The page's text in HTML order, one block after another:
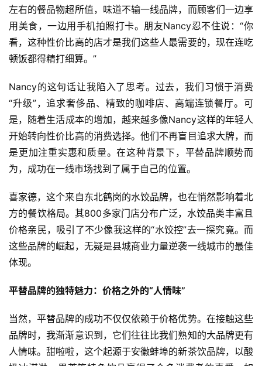
左右的餐品物超所值，味道不输一线品牌，而顾客们一边享
用美食，一边用手机拍照打卡。朋友Nancy忍不住说：“你
看，这种性价比高的店才是我们这些人最需要的，现在连吃
顿饭都得精打细算。”
Nancy的这句话让我陷入了思考。过去，我们习惯于消费
“升级”，追求奢侈品、精致的咖啡店、高端连锁餐厅。可
是，随着生活成本的增加，越来越多像Nancy这样的年轻人
开始转向性价比高的消费选择。他们不再盲目追求大牌，而
是更加注重实惠和质量。在这种背景下，平替品牌顺势而
为，成功在一线市场找到了属于自己的位置。
喜家德，这个来自东北鹤岗的水饺品牌，也在悄然影响着北
方的餐饮格局。其800多家门店分布广泛，水饺品类丰富且
价格亲民，吸引了不少像我这样的“水饺控”去一探究竟。而
这些品牌的崛起，无疑是县城商业力量逆袭一线城市的最佳
体现。
平替品牌的独特魅力：价格之外的“人情味”
当然，平替品牌的成功不仅仅依赖于价格优势。在接触这些
品牌时，我渐渐意识到，它们往往比我们熟知的大品牌更有
人情味。甜啦啦，这个起源于安徽蚌埠的新茶饮品牌，以酸